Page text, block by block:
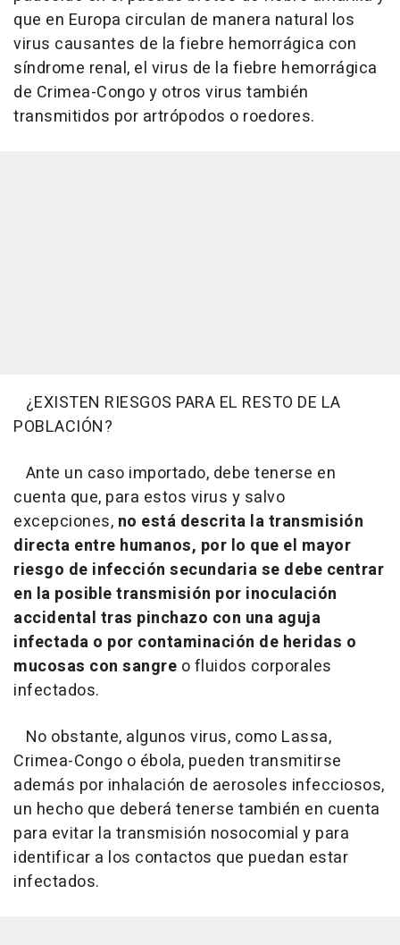
que en Europa circulan de manera natural los
virus causantes de la fiebre hemorrágica con
síndrome renal, el virus de la fiebre hemorrágica
de Crimea-Congo y otros virus también
transmitidos por artrópodos o roedores.
¿EXISTEN RIESGOS PARA EL RESTO DE LA
POBLACIÓN?
Ante un caso importado, debe tenerse en
cuenta que, para estos virus y salvo
excepciones, no está descrita la transmisión
directa entre humanos, por lo que el mayor
riesgo de infección secundaria se debe centrar
en la posible transmisión por inoculación
accidental tras pinchazo con una aguja
infectada o por contaminación de heridas o
mucosas con sangre o fluidos corporales
infectados.
No obstante, algunos virus, como Lassa,
Crimea-Congo o ébola, pueden transmitirse
además por inhalación de aerosoles infecciosos,
un hecho que deberá tenerse también en cuenta
para evitar la transmisión nosocomial y para
identificar a los contactos que puedan estar
infectados.